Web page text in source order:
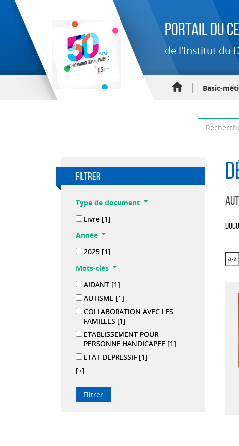
Portail du
de l'Institut du
Basic-
filtrer
Type de document
Livre [1]
Année
2025 [1]
Mots-clés
AIDANT [1]
AUTISME [1]
COLLABORATION AVEC LES
FAMILLES [1]
ETABLISSEMENT POUR
PERSONNE HANDICAPEE [1]
ETAT DEPRESSIF [1]
[+]